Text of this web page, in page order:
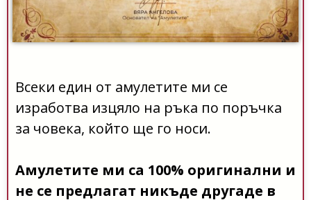
Всеки един от амулетите ми се
изработва изцяло на ръка по поръчка
за човека, който ще го носи.
Амулетите ми са 100% оригинални и
не се предлагат никъде другаде в